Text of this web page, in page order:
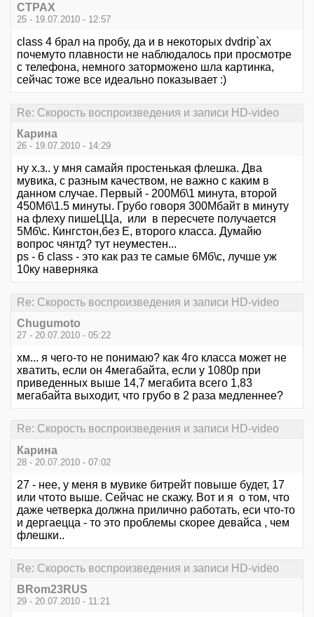
CTPAX
25 - 19.07.2010 - 12:57
class 4 брал на пробу, да и в некоторых dvdrip`ах
почемуто плавности не наблюдалось при просмотре
с телефона, немного заторможено шла картинка,
сейчас тоже все идеально показывает :)
Re: Скорость воспроизведения и записи HD-video
Карина
26 - 19.07.2010 - 14:29
ну х.з.. у мня самайя простенькая флешка. Два
мувика, с разным качеством, не важно с каким в
данном случае. Первый - 200Мб\1 минута, второй
450Мб\1.5 минуты. Грубо говоря 300Мбайт в минуту
на флеху пишеЦЦа, или в пересчете получается
5Мб\с. Кингстон,без Е, второго класса. Думайю
вопрос чянтд? тут неуместен...
ps - 6 class - это как раз те самые 6Мб\с, лучше уж
10ку наверняка
Re: Скорость воспроизведения и записи HD-video
Chugumoto
27 - 20.07.2010 - 05:22
хм... я чего-то не понимаю? как 4го класса может не
хватить, если он 4мегабайта, если у 1080р при
приведенных выше 14,7 мегабита всего 1,83
мегабайта выходит, что грубо в 2 раза медленнее?
Re: Скорость воспроизведения и записи HD-video
Карина
28 - 20.07.2010 - 07:02
27 - нее, у меня в мувике битрейт повыше будет, 17
или чтото выше. Сейчас не скажу. Вот и я о том, что
даже четверка должна прилично работать, еси что-то
и дергаецца - то это проблемы скорее девайса , чем
флешки..
Re: Скорость воспроизведения и записи HD-video
BRom23RUS
29 - 20.07.2010 - 11:21